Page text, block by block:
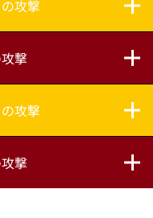
攻撃
撃
攻撃
撃